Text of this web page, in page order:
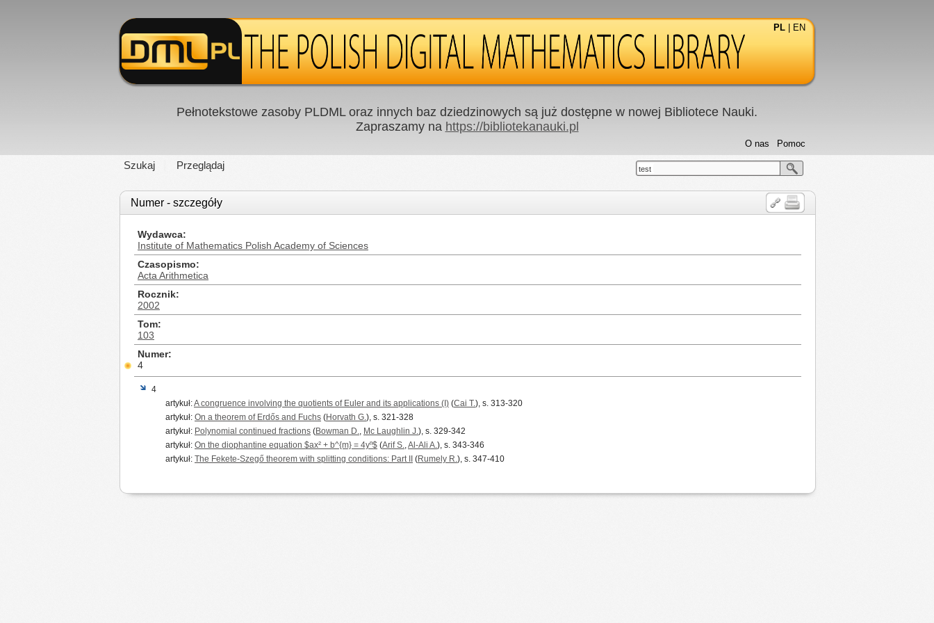
PL EN
Pełnotekstowe zasoby PLDML oraz innych baz dziedzinowych są już dostępne w nowej Bibliotece Nauki.
Zapraszamy na https://bibliotekanauki.pl
Szukaj Przeglądaj
Pomoc
O nas
test
Numer - szczegóły
Wydawca
Institute of Mathematics Polish Academy of Sciences
Czasopismo
Acta Arithmetica
Rocznik
2002
Tom
103
Numer
4
4
artykuł:A congruence involving the quotients of Euler and its applications (I) (Cai T.), s. 313-320
artykuł: On a theorem of Erdős and Fuchs (Horvath G.), s. 321-328
artykuł: Polynomial continued fractions (Bowman D., Mc Laughlin J.), s. 329-342
artykuł: On the diophantine equation $ax² + b^{m} = 4yⁿ$ (Arif S.,Al-Ali A.), s. 343-346
artykuł: The Fekete-Szegő theorem with splitting conditions: Part II (Rumely R.), s. 347-410